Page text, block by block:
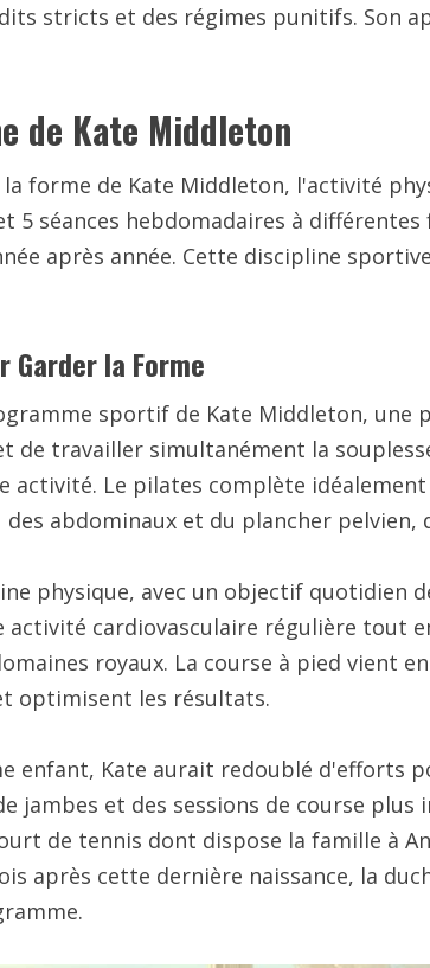
stricts et des régimes punitifs. Son
de Kate Middleton
forme de Kate Middleton, l'activité
5 séances hebdomadaires à
après année. Cette discipline
Garder la Forme
sportif de Kate Middleton,
de travailler simultanément la
activité. Le pilates complète
abdominaux et du plancher pelvien,
physique, avec un objectif quotidien
cardiovasculaire régulière tout
royaux. La course à pied vient
optimisent les résultats.
enfant, Kate aurait redoublé d'efforts
jambes et des sessions de course
de tennis dont dispose la famille à
après cette dernière naissance, la